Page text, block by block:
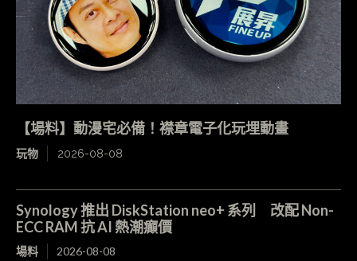
【場料】動漫宅必備！襟章電子化玩埋動畫
玩物 2026-08-08
Synology 推出 DiskStation neo+ 系列 改配 Non-
ECC RAM 抗 AI 熱潮癲價
場料 2026-08-08